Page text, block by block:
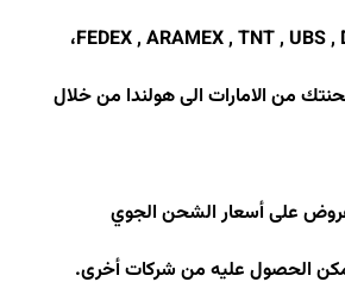
FEDEX , ARAMEX , TNT , UBS ,،
من الامارات الى هولندا من خلال
على أسعار الشحن الجوي
الحصول عليه من شركات أخرى.